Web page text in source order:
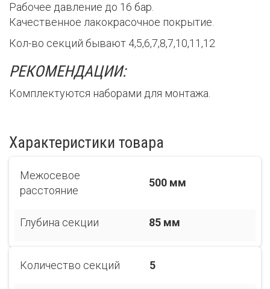
Рабочее давление до 16 бар.
Качественное лакокрасочное покрытие.
Кол-во секций бывают 4,5,6,7,8,7,10,11,12
РЕКОМЕНДАЦИИ:
Комплектуются наборами для монтажа.
Характеристики товара
Межосевое
расстояние
500 мм
Глубина секции 85 мм
Количество секций 5